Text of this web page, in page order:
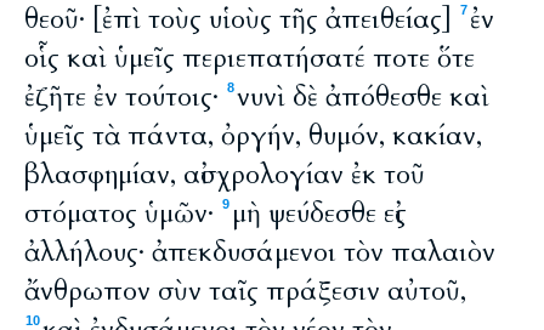
θεοῦ· [ἐπὶ τοὺς υἱοὺς τῆς ἀπειθείας]
7 ἐν
οἷς καὶ ὑμεῖς περιεπατήσατέ ποτε ὅτε
ἐζῆτε ἐν τούτοις·
8νυνὶ δὲ ἀπόθεσθε καὶ
ὑμεῖς τὰ πάντα, ὀργήν, θυμόν, κακίαν,
βλασφημίαν, αἰσχρολογίαν ἐκ τοῦ
στόματος ὑμῶν·
9 μὴ ψεύδεσθε εἰς
ἀλλήλους· ἀπεκδυσάμενοι τὸν παλαιὸν
ἄνθρωπον σὺν ταῖς πράξεσιν αὐτοῦ,
10